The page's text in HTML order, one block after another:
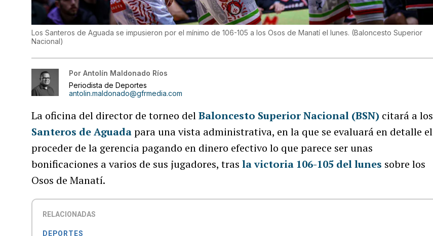
Los Santeros de Aguada se impusieron por el mínimo de 106-105 a los Osos de Manatí el lunes. (Baloncesto Superior
Nacional)
Por Antolín Maldonado Ríos
Periodista de Deportes
antolin.maldonado@gfrmedia.com
La oficina del director de torneo delBaloncesto Superior Nacional (BSN) citará a los
Santeros de Aguadapara una vista administrativa, en la que se evaluará en detalle el
proceder de la gerencia pagando en dinero efectivo lo que parece ser unas
bonificaciones a varios de sus jugadores, trasla victoria 106-105 del lunes sobre los
Osos de Manatí.
RELACIONADAS
DEPORTES